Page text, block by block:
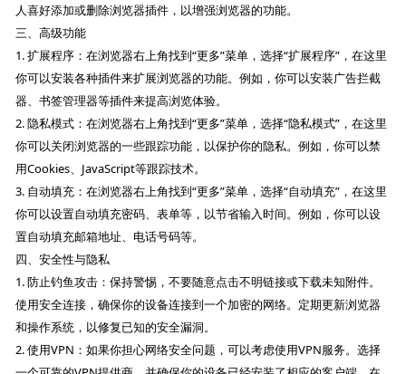
人喜好添加或删除浏览器插件，以增强浏览器的功能。
三、高级功能
1. 扩展程序：在浏览器右上角找到“更多”菜单，选择“扩展程序”，在这里
你可以安装各种插件来扩展浏览器的功能。例如，你可以安装广告拦截
器、书签管理器等插件来提高浏览体验。
2. 隐私模式：在浏览器右上角找到“更多”菜单，选择“隐私模式”，在这里
你可以关闭浏览器的一些跟踪功能，以保护你的隐私。例如，你可以禁
用Cookies、JavaScript等跟踪技术。
3. 自动填充：在浏览器右上角找到“更多”菜单，选择“自动填充”，在这里
你可以设置自动填充密码、表单等，以节省输入时间。例如，你可以设
置自动填充邮箱地址、电话号码等。
四、安全性与隐私
1. 防止钓鱼攻击：保持警惕，不要随意点击不明链接或下载未知附件。
使用安全连接，确保你的设备连接到一个加密的网络。定期更新浏览器
和操作系统，以修复已知的安全漏洞。
2. 使用VPN：如果你担心网络安全问题，可以考虑使用VPN服务。选择